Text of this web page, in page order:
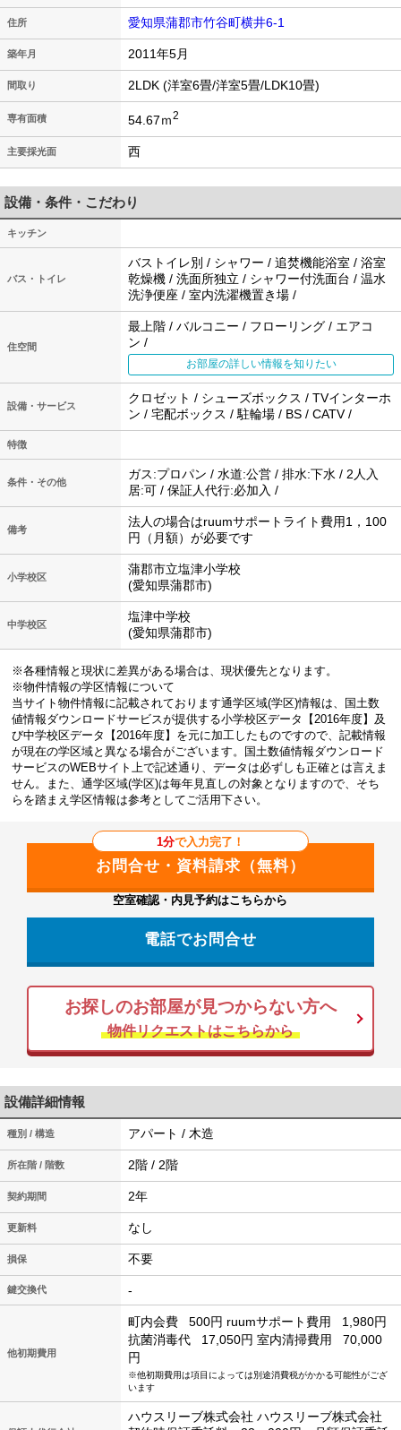
住所 愛知県蒲郡市竹谷町横井6-1
築年月 2011年5月
間取り 2LDK (洋室6畳/洋室5畳/LDK10畳)
専有面積 54.67ｍ2
主要採光面 西
設備・条件・こだわり
キッチン
バス・トイレ
バストイレ別 / シャワー / 追焚機能浴室 / 浴室
乾燥機 / 洗面所独立 / シャワー付洗面台 / 温水
洗浄便座 / 室内洗濯機置き場 /
住空間
最上階 / バルコニー / フローリング / エアコ
ン /
お部屋の詳しい情報を知りたい
設備・サービス
クロゼット / シューズボックス / TVインターホ
ン / 宅配ボックス / 駐輪場 / BS / CATV /
特徴
条件・その他
ガス:プロパン / 水道:公営 / 排水:下水 / 2人入
居:可 / 保証人代行:必加入 /
備考
法人の場合はruumサポートライト費用1，100
円（月額）が必要です
小学校区
蒲郡市立塩津小学校
(愛知県蒲郡市)
中学校区
塩津中学校
(愛知県蒲郡市)
※各種情報と現状に差異がある場合は、現状優先となります。
※物件情報の学区情報について
当サイト物件情報に記載されております通学区域(学区)情報は、国土数
値情報ダウンロードサービスが提供する小学校区データ【2016年度】及
び中学校区データ【2016年度】を元に加工したものですので、記載情報
が現在の学区域と異なる場合がございます。国土数値情報ダウンロード
サービスのWEBサイト上で記述通り、データは必ずしも正確とは言えま
せん。また、通学区域(学区)は毎年見直しの対象となりますので、そち
らを踏まえ学区情報は参考としてご活用下さい。
1分で入力完了！
空室確認・内見予約はこちらから
電話でお問合せ
お探しのお部屋が見つからない方へ
物件リクエストはこちらから
設備詳細情報
種別 / 構造 アパート / 木造
所在階 / 階数 2階 / 2階
契約期間 2年
更新料 なし
損保 不要
鍵交換代 -
他初期費用
町内会費 500円 ruumサポート費用
1,980円
抗菌消毒代
17,050円 室内清掃費用
70,000
円
※他初期費用は項目によっては別途消費税がかかる可能性がござ
います
ハウスリーブ株式会社 ハウスリーブ株式会社